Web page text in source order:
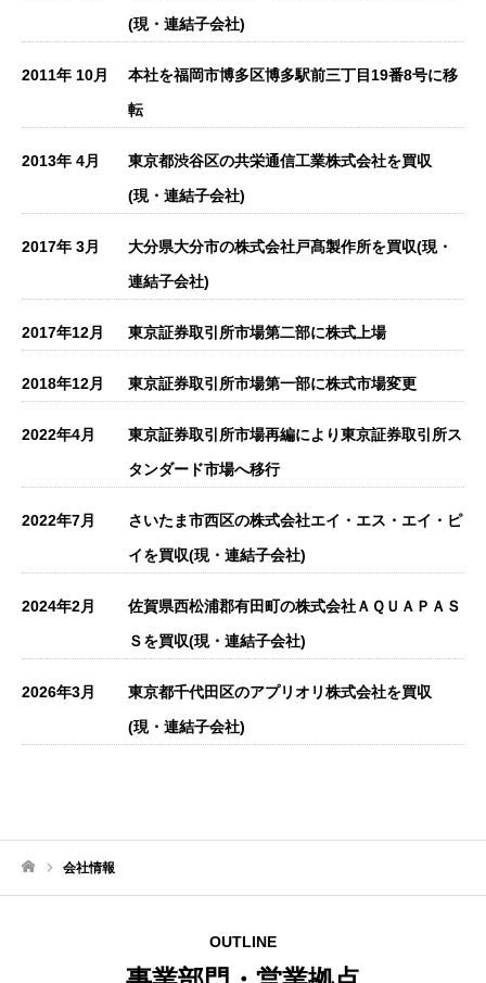
(現・連結子会社)
2011年 10月
本社を福岡市博多区博多駅前三丁目19番8号に移
転
2013年 4月
東京都渋谷区の共栄通信工業株式会社を買収
(現・連結子会社)
2017年 3月
大分県大分市の株式会社戸髙製作所を買収(現・
連結子会社)
2017年12月 東京証券取引所市場第二部に株式上場
2018年12月 東京証券取引所市場第一部に株式市場変更
2022年4月
東京証券取引所市場再編により東京証券取引所ス
タンダード市場へ移行
2022年7月
さいたま市西区の株式会社エイ・エス・エイ・ピ
イを買収(現・連結子会社)
2024年2月
佐賀県西松浦郡有田町の株式会社ＡＱＵＡＰＡＳ
Ｓを買収(現・連結子会社)
2026年3月
東京都千代田区のアプリオリ株式会社を買収
(現・連結子会社)
会社情報
OUTLINE